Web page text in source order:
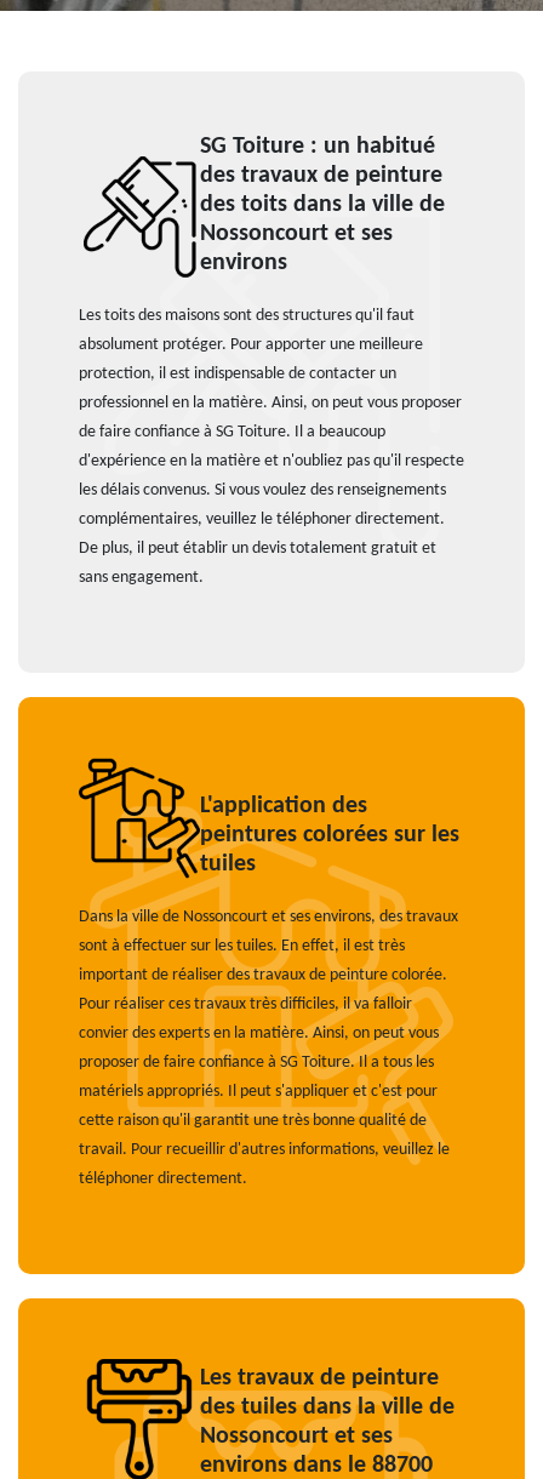
SG Toiture : un habitué
des travaux de peinture
des toits dans la ville de
Nossoncourt et ses
environs
Les toits des maisons sont des structures qu'il faut
absolument protéger. Pour apporter une meilleure
protection, il est indispensable de contacter un
professionnel en la matière. Ainsi, on peut vous proposer
de faire confiance à SG Toiture. Il a beaucoup
d'expérience en la matière et n'oubliez pas qu'il respecte
les délais convenus. Si vous voulez des renseignements
complémentaires, veuillez le téléphoner directement.
De plus, il peut établir un devis totalement gratuit et
sans engagement.
L'application des
peintures colorées sur les
tuiles
Dans la ville de Nossoncourt et ses environs, des travaux
sont à effectuer sur les tuiles. En effet, il est très
important de réaliser des travaux de peinture colorée.
Pour réaliser ces travaux très difficiles, il va falloir
convier des experts en la matière. Ainsi, on peut vous
proposer de faire confiance à SG Toiture. Il a tous les
matériels appropriés. Il peut s'appliquer et c'est pour
cette raison qu'il garantit une très bonne qualité de
travail. Pour recueillir d'autres informations, veuillez le
téléphoner directement.
Les travaux de peinture
des tuiles dans la ville de
Nossoncourt et ses
environs dans le 88700